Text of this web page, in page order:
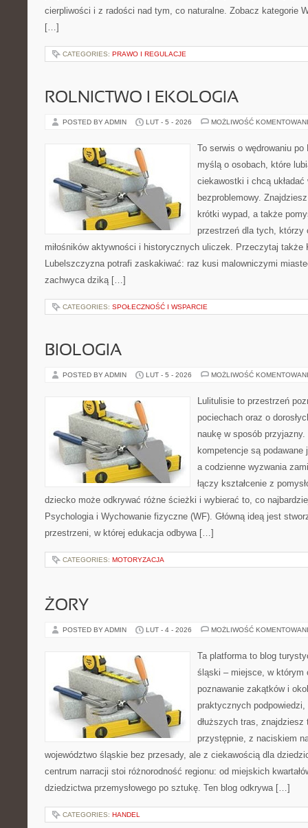
cierpliwości i z radości nad tym, co naturalne. Zobacz kategorie
[…]
CATEGORIES: PRAWO I REGULACJE
ROLNICTWO I EKOLOGIA
POSTED BY ADMIN LUT - 5 - 2026 MOŻLIWOŚĆ
To serwis o wędrowaniu
myślą o osobach, które
ciekawostki i chcą
bezproblemowy.
krótki wypad, a także
przestrzeń dla tych, którzy
miłośników aktywności i historycznych uliczek. Przeczytaj
Lubelszczyzna potrafi zaskakiwać: raz kusi malowniczymi
zachwyca dziką […]
CATEGORIES: SPOŁECZNOŚĆ I WSPARCIE
BIOLOGIA
POSTED BY ADMIN LUT - 5 - 2026 MOŻLIWOŚĆ
Lulitulisie to przestrzeń
pociechach oraz o
naukę w sposób
kompetencje są
a codzienne wyzwania
łączy kształcenie z
dziecko może odkrywać różne ścieżki i wybierać to, co
Psychologia i Wychowanie fizyczne (WF). Główną ideą jest
przestrzeni, w której edukacja odbywa […]
CATEGORIES: MOTORYZACJA
ŻORY
POSTED BY ADMIN LUT - 4 - 2026 MOŻLIWOŚĆ
Ta platforma to blog
śląski – miejsce, w którym
poznawanie zakątków i
praktycznych
dłuższych tras, znajdziesz
przystępnie, z naciskiem
województwo śląskie bez przesady, ale z ciekawością dla
centrum narracji stoi różnorodność regionu: od miejskich
dziedzictwa przemysłowego po sztukę. Ten blog odkrywa […]
CATEGORIES: HANDEL